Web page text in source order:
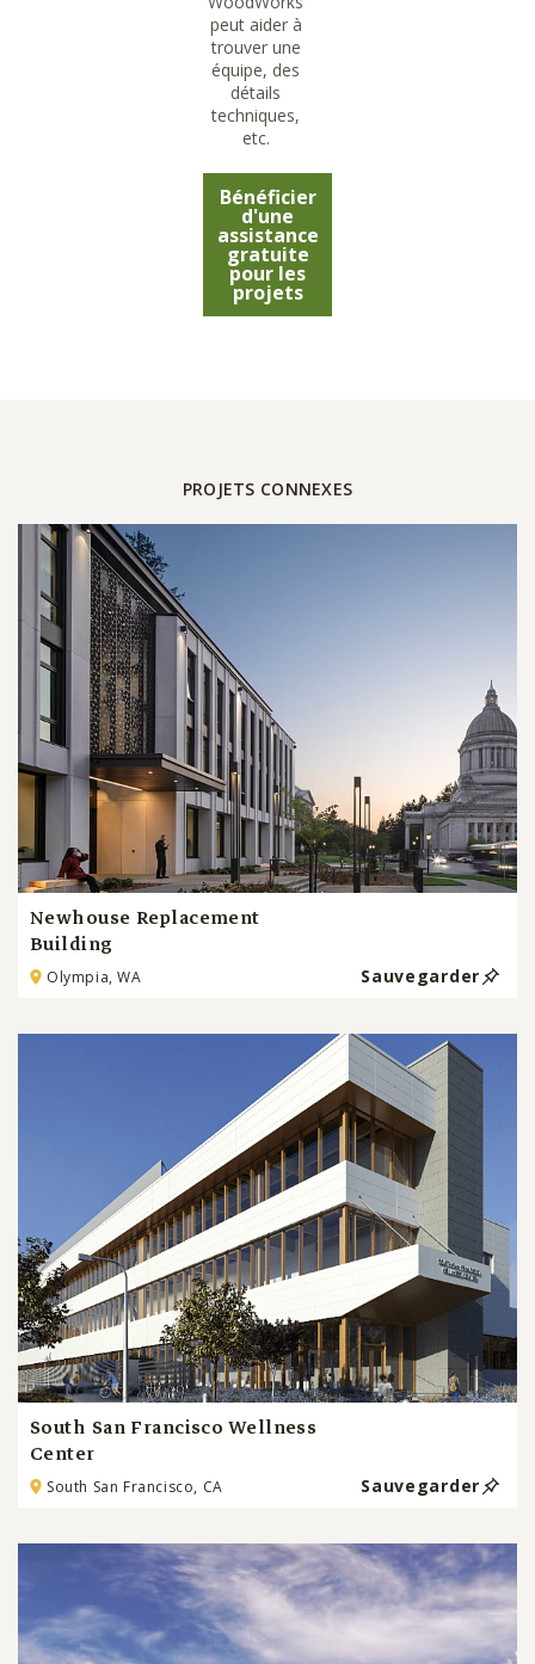
peut aider à
trouver une
équipe, des
détails
techniques,
etc.
Bénéficier
d'une
assistance
gratuite
pour les
projets
PROJETS CONNEXES
Newhouse Replacement
Building
Olympia, WA Sauvegarder
South San Francisco Wellness
Center
South San Francisco, CA Sauvegarder